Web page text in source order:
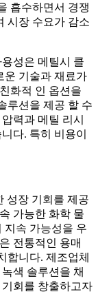
흡수하면서 경쟁
시장 수요가 감소
성은 메틸시 클
운 기술과 재료가
화적 인 옵션을
루션을 제공 할 수
력과 메틸 리시
다. 특히 비용이
성장 기회를 제공
가능한 화학 물
지속 가능성을 우
전통적인 용매
합니다. 제조업체
색 솔루션을 채
회를 창출하고자